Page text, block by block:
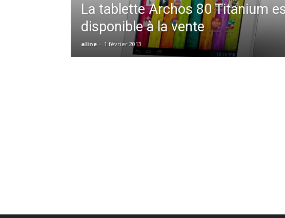
La tablette Archos 80 Titanium
disponible à la vente
aline - 1 février 2013